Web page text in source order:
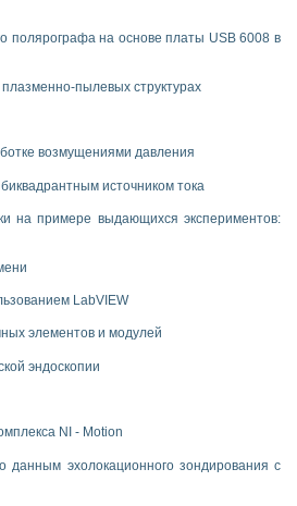
полярографа на основе платы USB 6008 в
пылевых структурах
возмущениями давления
источником тока
на примере выдающихся экспериментов:
LabVIEW
элементов и модулей
эндоскопии
NI - Motion
эхолокационного зондирования с